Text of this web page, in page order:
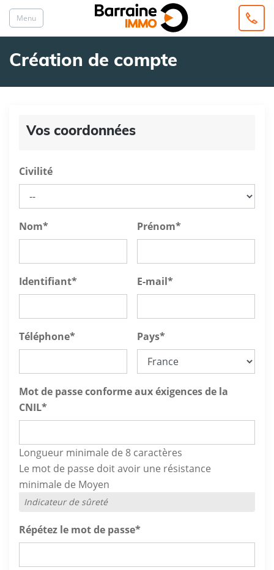
Menu
Création de compte
Vos coordonnées
Civilité
Nom* Prénom*
Identifiant* E-mail*
Téléphone* Pays*
Mot de passe conforme aux éxigences de la
CNIL*
Longueur minimale de 8 caractères
Le mot de passe doit avoir une résistance
minimale de Moyen
Indicateur de sûreté
Répétez le mot de passe*